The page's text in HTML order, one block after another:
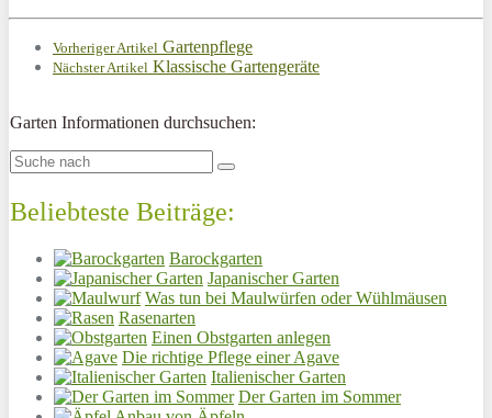
Vorheriger Artikel Gartenpflege
Nächster Artikel Klassische Gartengeräte
Garten Informationen durchsuchen:
Beliebteste Beiträge:
Barockgarten
Japanischer Garten
Was tun bei Maulwürfen oder Wühlmäusen
Rasenarten
Einen Obstgarten anlegen
Die richtige Pflege einer Agave
Italienischer Garten
Der Garten im Sommer